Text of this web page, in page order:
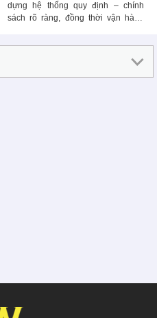
dựng hệ thống quy định – chính
sách rõ ràng, đồng thời vận hành